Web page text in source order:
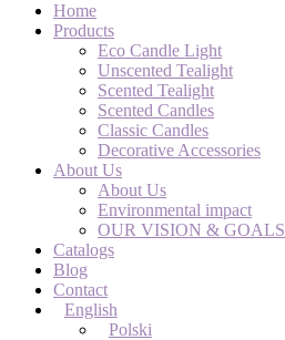
Home
Products
Eco Candle Light
Unscented Tealight
Scented Tealight
Scented Candles
Classic Candles
Decorative Accessories
About Us
About Us
Environmental impact
OUR VISION & GOALS
Catalogs
Blog
Contact
English
Polski